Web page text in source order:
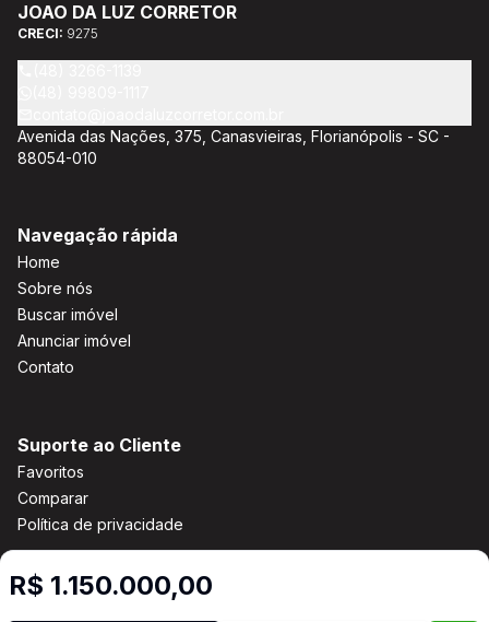
R$ 1.150.000,00
credenciado CEF; Análise da capacidade de compra e perfil
do cliente para aumentar o índice de assertividade na escolha
do imóvel; Trabalhamos com oportunidades de negócios.
JOAO DA LUZ CORRETOR
CRECI: 9275
Avenida das Nações, 375, Canasvieiras, Florianópolis - SC -
88054-010
Navegação rápida
Home
Sobre nós
Buscar imóvel
Anunciar imóvel
Contato
Suporte ao Cliente
Favoritos
Comparar
Política de privacidade